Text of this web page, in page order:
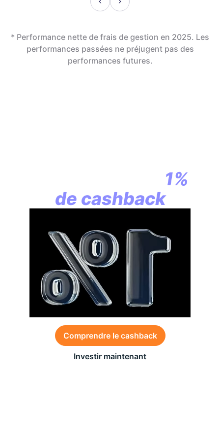
* Performance nette de frais de gestion en 2025. Les
performances passées ne préjugent pas des
performances futures.
1%
de cashback
Comprendre le cashback
Investir maintenant